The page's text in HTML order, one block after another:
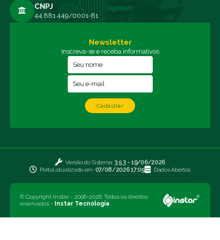
CNPJ
44.881.449/0001-81
Newsletter
Inscreva-se e receba informativos
Cadastrar
Versão do Sistema:3.5.3 - 19/06/2026
Portal atualizado em: 07/08/2026 17:05 Dados Abertos
© Copyright Instar - 2006-2026. Todos os direitos
reservados - Instar Tecnologia